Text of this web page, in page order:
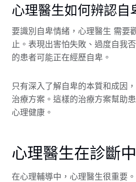
心理醫生如何辨認自
要識別自卑情緒，心理醫生 需要
止。表現出害怕失敗、過度自我
的患者可能正在經歷自卑。
只有深入了解自卑的本質和成因
治療方案。這樣的治療方案幫助
心理健康。
心理醫生在診斷
在心理輔導中，心理醫生很重要